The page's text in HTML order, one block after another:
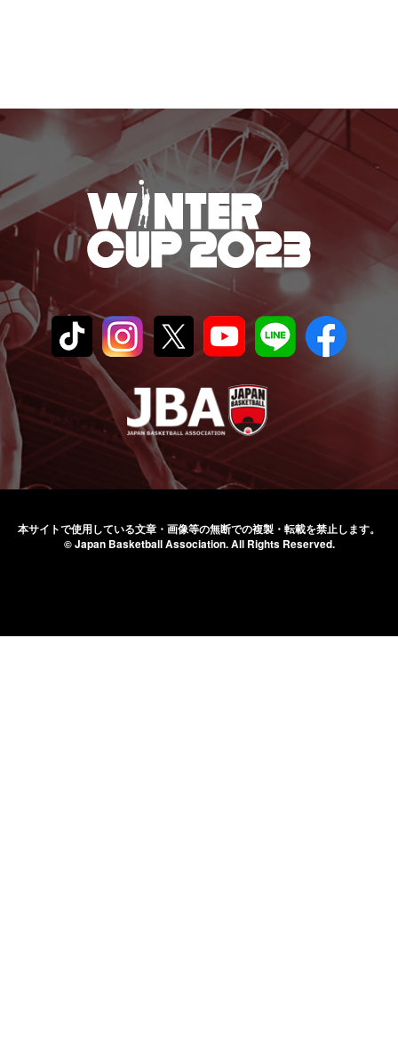
本サイトで使用している文章・画像等の無断での複製・転載を禁止します。
© Japan Basketball Association.All Rights Reserved.